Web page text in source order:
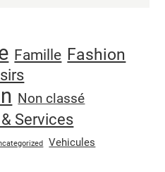
Famille Fashion
Non classé
Services
Vehicules